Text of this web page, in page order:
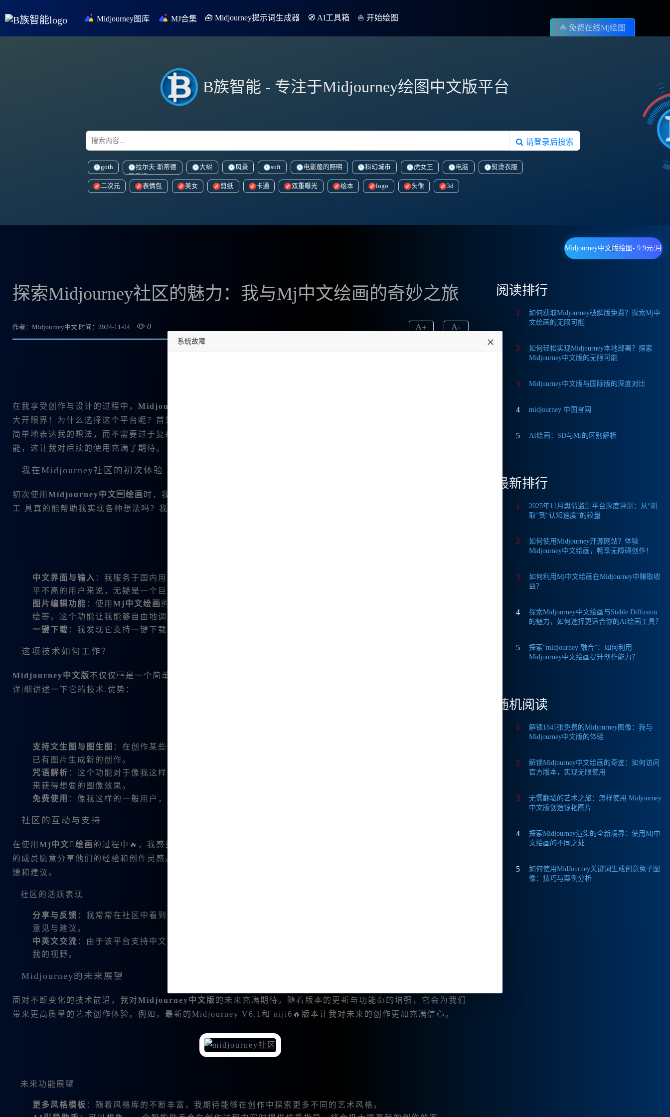
Midjourney图库 MJ合集 🧰 Midjourney提示词生成器 🧭 AI工具箱
⛵️ 开始绘图
⛵️ 免费在线Mj绘图
B族智能 - 专注于Midjourney绘图中文版平台
请登录后搜索
goth
拉尔夫·斯蒂德
曼风格
大树 风景 soft 电影般的照明 科幻城市 虎女王 电脑 熨烫衣服
二次元 表情包 美女 剪纸 卡通 双重曝光 绘本 logo 头像 3d
Midjourney中文版绘图- 9.9元/月
探索Midjourney社区的魅力：我与Mj中文绘画的奇妙之旅
作者：Midjourney中文 时间：2024-11-04 0 A-
A+
在我享受创作与设计的过程中， Midjourney社区
大开眼界！为什么选择这个平台呢？首先，我发现它完美😊地解决了我在创作过程中遇到的许多问题，比如如何更
简单地表达我的想法，而不需要过于复杂的技术知识。通过访问
能，这让我对后续的使用充满了期待。
我在Midjourney社区的初次体验
初次使用 Midjourney中文绘画 时，我是满怀好奇的。站在这个艺术与技术交汇的👍新时代，我不禁想问：这个
工 具真的能帮助我实现各种想法吗？我的疑虑在看到它提供的众多功能后逐渐消散。
中文界面与输入 ：我服务于国内用户，居然可以直接用中文输入，而无需担心语法问题。这对于我这种语言水
平不高的用户来说，无疑是一个巨大的福利。
图片编辑功能 ：使用 Mj中文绘画的过程中，我可以轻松地对生成的图片进行微调，比如变幻、扩图以及局部重
绘等。这个功能让我能够自由地调整图像，直到达到我心中完美的状态。
一键下载 ：我发现它支持一键下载四张
这项技术如何工作？
Midjourney中文版不仅仅是一个简单的绘画工具，它覆盖了国际版的全部功能并进行了优化。现在让😊我来
详|细讲述一下它的技术.优势：
支持文生图与图生图 ：在创作某些特定图像或概念时，我不再局限于单一的输入形式，可以通过文字描述或者
已有图片生成新的创作。
咒语解析 ：这个功能对于像我这样的新手来说实在是太友好了，我可以轻松理解如何有效地组合不同的描述词
来获得想要的图像效果。
免费使用 ：像我这样的一般用户，在注册后便享有无限量的创作机会，不用担心经济负担。
社区的互动与支持
在使用 Mj中文绘画的过程中🔥，我感受到
的成员愿意分享他们的经验和创作灵感。例如，很多人在社区中上传自己创作的图像，晒出生成效果，互相给出反
馈和建议。
社区的活跃表现
分享与反馈 ：我常常在社区中看到别人的创作，刺激了我的灵感。而且，我也会发布自己的作品，收获大家的
意见与建议。
中英文交流 ：由于该平台支持中文，也有许多国际用户加入，这让我能够与不同文化背景的人分享交流，开阔
我的视野。
Midjourney的未来展望
面对不断变化的技术前沿，我对Midjourney中文版的未来充满期待。随着版本的更新与功能👍的增强，它会为我们
带来更高质量的艺术创作体验。例如，最新的Midjourney V6.1和 niji6🔥版本让我对未来的创作更加充满信心。
未来功能展望
更多风格模板 ：随着风格库的不断丰富，我期待能够在创作中探索更多不同的艺术风格。
阅读排行
1
如何获取Midjourney破解版免费？探索Mj中
文绘画的无限可能
2
如何轻松实现Midjourney本地部署？探索
Midjourney中文版的无限可能
3 Midjourney中文版与国际版的深度对比
4 midjourney 中国官网
5 AI绘画：SD与MJ的区别解析
最新排行
1
2025年11月舆情监测平台深度评测：从“抓
取”到“认知速度”的较量
2
如何使用Midjourney开源网站？体验
Midjourney中文绘画，畅享无障碍创作！
3
如何利用Mj中文绘画在Midjourney中赚取收
益？
4
探索Midjourney中文绘画与Stable Diffusion
的魅力，如何选择更适合你的AI绘画工具？
5
探索“midjourney 融合”：如何利用
Midjourney中文绘画提升创作能力？
随机阅读
1
解锁1845张免费的Midjourney图像：我与
Midjourney中文版的体验
2
解锁Midjourney中文绘画的奇迹：如何访问
官方版本，实现无限使用
3
无需翻墙的艺术之旅：怎样使用 Midjourney
中文版创造惊艳图片
4
探索Midjourney渲染的全新境界：使用Mj中
文绘画的不同之处
5
如何使用MidJourney关键词生成创意兔子图
像：技巧与案例分析
系统故障